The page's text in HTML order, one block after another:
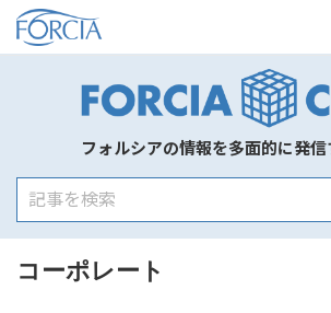
フォルシアの情報を多面的に発
コーポレート